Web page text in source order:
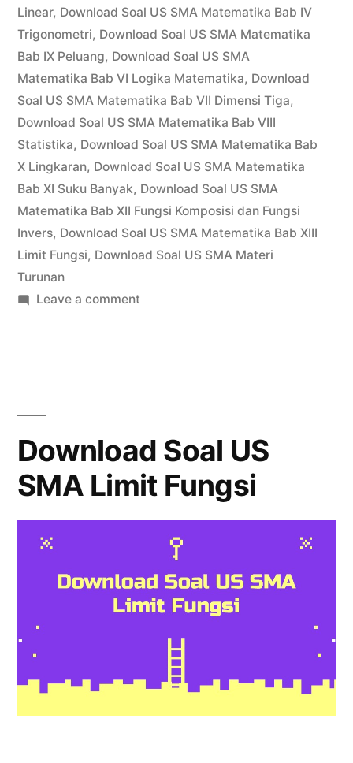
Linear, Download Soal US SMA Matematika Bab IV
Trigonometri, Download Soal US SMA Matematika
Bab IX Peluang, Download Soal US SMA
Matematika Bab VI Logika Matematika, Download
Soal US SMA Matematika Bab VII Dimensi Tiga,
Download Soal US SMA Matematika Bab VIII
Statistika, Download Soal US SMA Matematika Bab
X Lingkaran, Download Soal US SMA Matematika
Bab XI Suku Banyak, Download Soal US SMA
Matematika Bab XII Fungsi Komposisi dan Fungsi
Invers, Download Soal US SMA Matematika Bab XIII
Limit Fungsi, Download Soal US SMA Materi
Turunan
Leave a commenton
Download Soal US
SMA Limit Fungsi